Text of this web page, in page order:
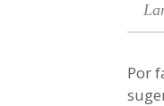
Por